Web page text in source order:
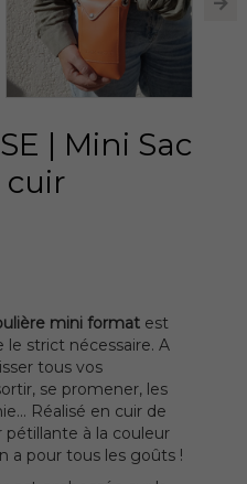
| Mini Sac
cuir
mini format est
strict nécessaire. A
tous vos
se promener, les
Réalisé en cuir de
pétillante à la couleur
a pour tous les goûts !